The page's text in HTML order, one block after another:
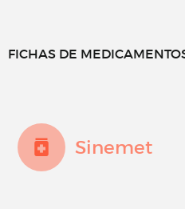
FICHAS DE
Sinemet